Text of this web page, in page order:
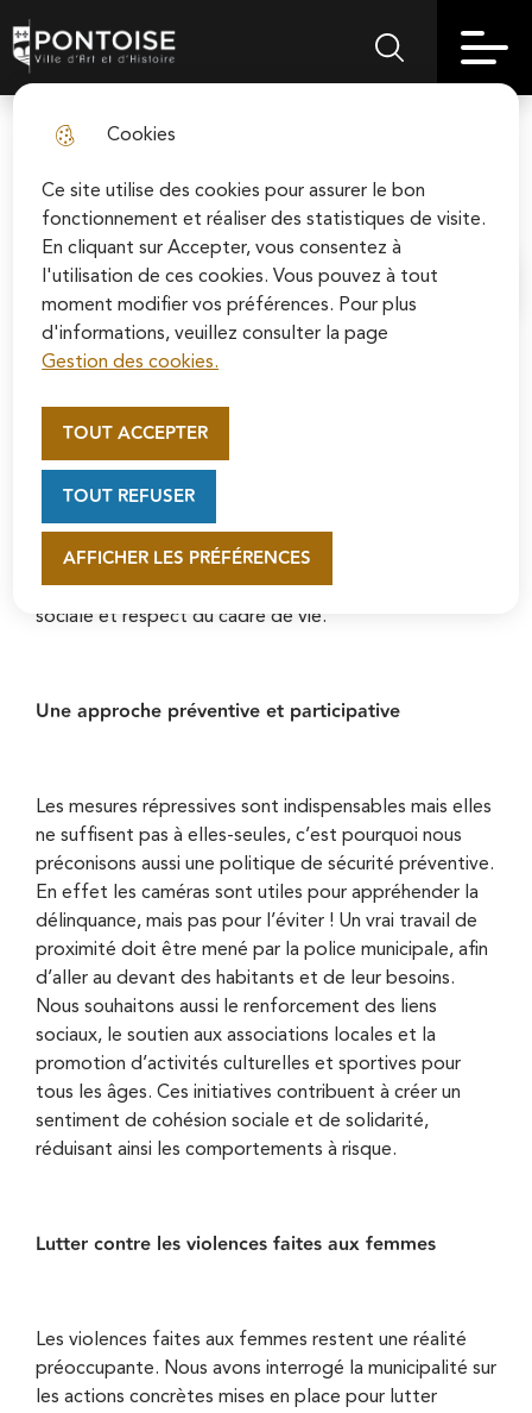
Cookies
Ce site utilise des cookies pour assurer le bon
fonctionnement et réaliser des statistiques de visite.
En cliquant sur Accepter, vous consentez à
l'utilisation de ces cookies. Vous pouvez à tout
moment modifier vos préférences. Pour plus
d'informations, veuillez consulter la page
Gestion des cookies.
AFFICHER LES PRÉFÉRENCES
TOUT ACCEPTER
TOUT REFUSER
to
menu
Skip to
search
Skip to
site map
Soutenez la rénovation de la cathédrale Saint-
Maclou en vous connectant sur le site de la
Fondation du patrimoine.
En savoir plus
Pontoise | Ville d'art et d'histoireMenu principalRechercher sur
et Solidaire" - Février 2025
Pour une sécurité durable à Pontoise
La sécurité est une préoccupation majeure pour tous
les habitants de notre ville. Au sein du groupe
“Pontoise Écologique et Solidaire”, nous croyons en
une approche globale qui allie prévention, justice
sociale et respect du cadre de vie.
Une approche préventive et participative
Les mesures répressives sont indispensables mais elles
ne suffisent pas à elles-seules, c’est pourquoi nous
préconisons aussi une politique de sécurité préventive.
En effet les caméras sont utiles pour appréhender la
délinquance, mais pas pour l’éviter ! Un vrai travail de
proximité doit être mené par la police municipale, afin
d’aller au devant des habitants et de leur besoins.
Nous souhaitons aussi le renforcement des liens
sociaux, le soutien aux associations locales et la
promotion d’activités culturelles et sportives pour
tous les âges. Ces initiatives contribuent à créer un
sentiment de cohésion sociale et de solidarité,
réduisant ainsi les comportements à risque.
Lutter contre les violences faites aux femmes
Les violences faites aux femmes restent une réalité
préoccupante. Nous avons interrogé la municipalité sur
les actions concrètes mises en place pour lutter